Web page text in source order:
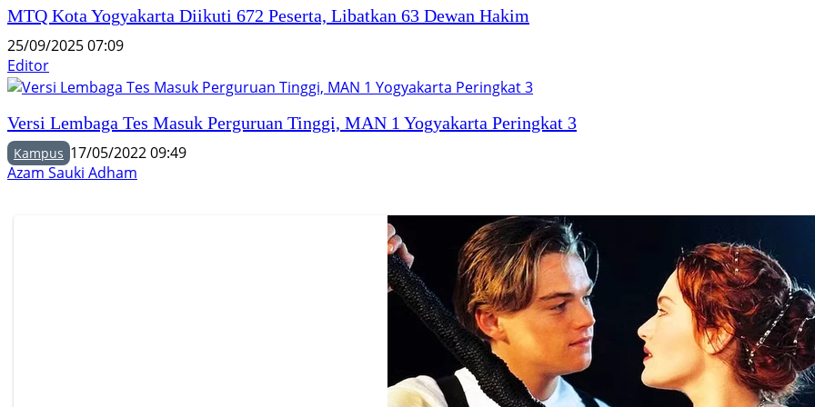
MTQ Kota Yogyakarta Diikuti 672 Peserta, Libatkan 63 Dewan Hakim
25/09/2025 07:09
Editor
Versi Lembaga Tes Masuk Perguruan Tinggi, MAN 1 Yogyakarta Peringkat 3
Kampus 17/05/2022 09:49
Azam Sauki Adham